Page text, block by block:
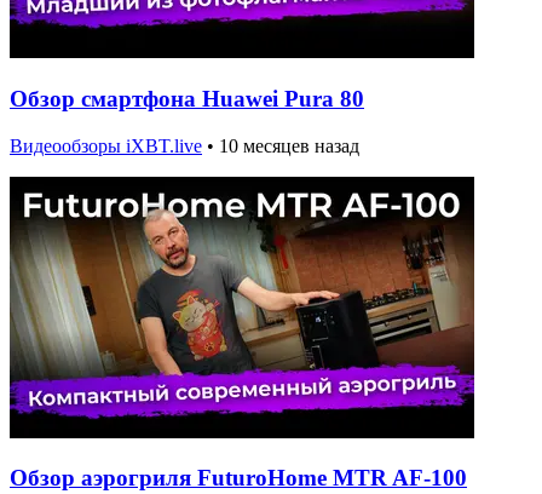
Обзор смартфона Huawei Pura 80
Видеообзоры iXBT.live • 10 месяцев назад
Обзор аэрогриля FuturoHome MTR AF-100